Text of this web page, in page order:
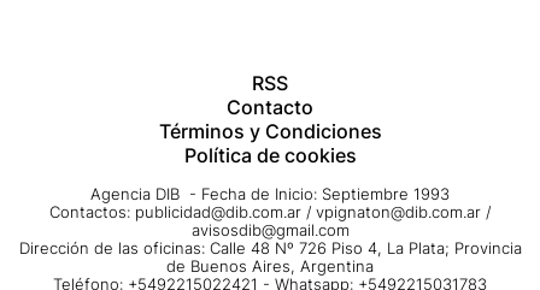
RSS
Contacto
Términos y Condiciones
Política de cookies
Agencia DIB - Fecha de Inicio: Septiembre 1993
Contactos: publicidad@dib.com.ar / vpignaton@dib.com.ar /
avisosdib@gmail.com
Dirección de las oficinas: Calle 48 Nº 726 Piso 4, La Plata; Provincia
de Buenos Aires, Argentina
Teléfono: +5492215022421 - Whatsapp: +5492215031783